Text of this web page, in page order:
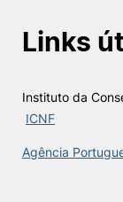
Investigação
Alunos
Knowledge
Links
Instituto da
ICNF
Agência